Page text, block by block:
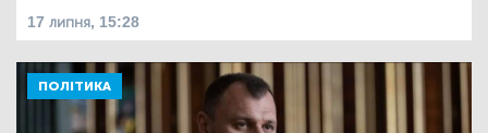
17 липня, 15:28
ПОЛІТИКА